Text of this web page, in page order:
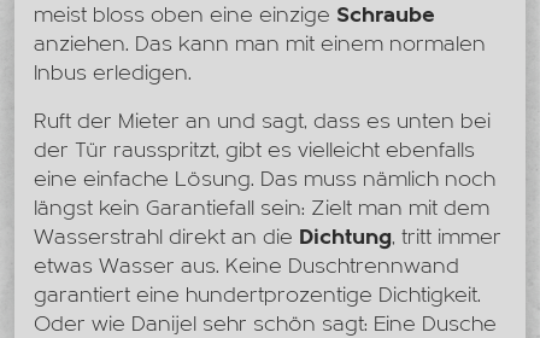
meist bloss oben eine einzige Schraube
anziehen. Das kann man mit einem normalen
Inbus erledigen.
Ruft der Mieter an und sagt, dass es unten bei
der Tür rausspritzt, gibt es vielleicht ebenfalls
eine einfache Lösung. Das muss nämlich noch
längst kein Garantiefall sein: Zielt man mit dem
Wasserstrahl direkt an die Dichtung, tritt immer
etwas Wasser aus. Keine Duschtrennwand
garantiert eine hundertprozentige Dichtigkeit.
Oder wie Danijel sehr schön sagt: Eine Dusche